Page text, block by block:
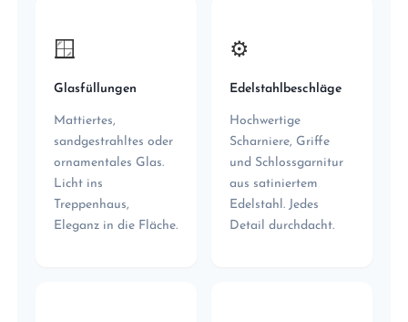
🪟
Glasfüllungen
Mattiertes,
sandgestrahltes oder
ornamentales Glas.
Licht ins
Treppenhaus,
Eleganz in die Fläche.
⚙️
Edelstahlbeschläge
Hochwertige
Scharniere, Griffe
und Schlossgarnitur
aus satiniertem
Edelstahl. Jedes
Detail durchdacht.